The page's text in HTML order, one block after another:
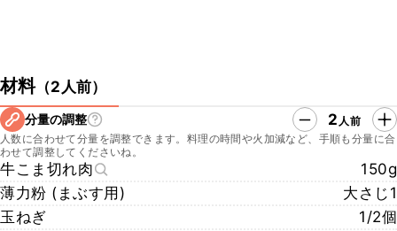
材料（2人前）
分量の調整 2 人前
人数に合わせて分量を調整できます。料理の時間や火加減など、手順も分量に合
わせて調整してくださいね。
牛こま切れ肉
150g
薄力粉 (まぶす用)
大さじ1
玉ねぎ
1/2個